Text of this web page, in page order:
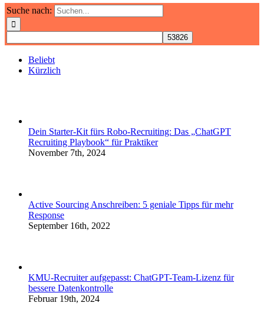
Suche nach:
Beliebt
Kürzlich
Dein Starter-Kit fürs Robo-Recruiting: Das „ChatGPT
Recruiting Playbook“ für Praktiker
November 7th, 2024
Active Sourcing Anschreiben: 5 geniale Tipps für mehr
Response
September 16th, 2022
KMU-Recruiter aufgepasst: ChatGPT-Team-Lizenz für
bessere Datenkontrolle
Februar 19th, 2024